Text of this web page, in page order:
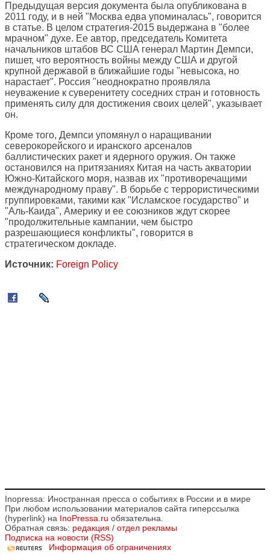
Предыдущая версия документа была опубликована в
2011 году, и в ней "Москва едва упоминалась", говорится
в статье. В целом стратегия-2015 выдержана в "более
мрачном" духе. Ее автор, председатель Комитета
начальников штабов ВС США генерал Мартин Демпси,
пишет, что вероятность войны между США и другой
крупной державой в ближайшие годы "невысока, но
нарастает". Россия "неоднократно проявляла
неуважение к суверенитету соседних стран и готовность
применять силу для достижения своих целей", указывает
он.
Кроме того, Демпси упомянул о наращивании
северокорейского и иранского арсеналов
баллистических ракет и ядерного оружия. Он также
остановился на притязаниях Китая на часть акватории
Южно-Китайского моря, назвав их "противоречащими
международному праву". В борьбе с террористическими
группировками, такими как "Исламское государство" и
"Аль-Каида", Америку и ее союзников ждут скорее
"продолжительные кампании, чем быстро
разрешающиеся конфликты", говорится в
стратегическом докладе.
Источник: Foreign Policy
Inopressa: Иностранная пресса о событиях в России и в мире
При любом использовании материалов сайта гиперссылка
(hyperlink) на InoPressa.ru обязательна.
Обратная связь: редакция / отдел рекламы
Подписка на новости (RSS)
Информация об ограничениях